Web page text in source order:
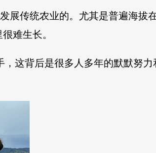
展传统农业的。尤其是普遍海拔
难生长。
这背后是很多人多年的默默努力